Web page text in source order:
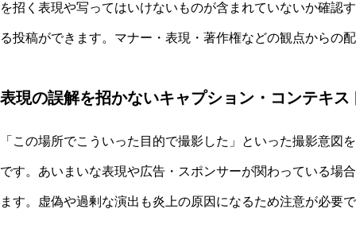
を招く表現や写ってはいけないものが含まれていないか確認
る投稿ができます。マナー・表現・著作権などの観点からの
表現の誤解を招かないキャプション・コンテキス
「この場所でこういった目的で撮影した」といった撮影意図
です。あいまいな表現や広告・スポンサーが関わっている場
ます。虚偽や過剰な演出も炎上の原因になるため注意が必要